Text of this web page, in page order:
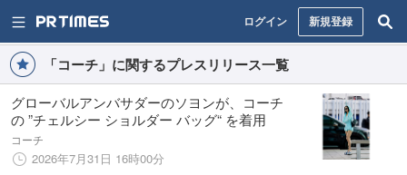
ログイン 新規登録
「コーチ」に関するプレスリリース一覧
グローバルアンバサダーのソヨンが、コーチ
の ”チェルシー ショルダー バッグ“ を着用
コーチ
2026年7月31日 16時00分